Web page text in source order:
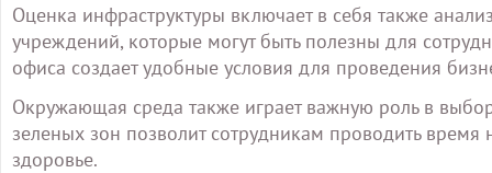
Оценка инфраструктуры включает в себя также
учреждений, которые могут быть полезны для
офиса создает удобные условия для проведения
Окружающая среда также играет важную роль в
зеленых зон позволит сотрудникам проводить
здоровье.